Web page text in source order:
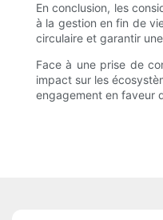
En conclusion, les
à la gestion en fin de
circulaire et garantir
Face à une prise de
impact sur les
engagement en faveur